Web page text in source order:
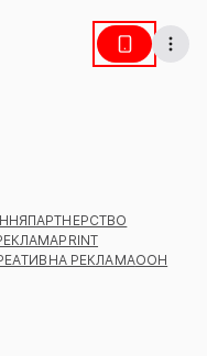
ПАРТНЕРСТВО
PRINT
РЕКЛАМАООН